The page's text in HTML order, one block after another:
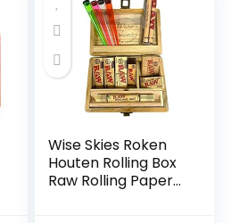
Wise Skies Roken
Houten Rolling Box
Raw Rolling Papers